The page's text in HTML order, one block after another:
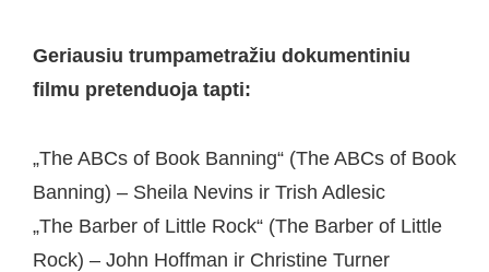
Geriausiu trumpametražiu dokumentiniu
filmu pretenduoja tapti:
„The ABCs of Book Banning“ (The ABCs of Book
Banning) – Sheila Nevins ir Trish Adlesic
„The Barber of Little Rock“ (The Barber of Little
Rock) – John Hoffman ir Christine Turner